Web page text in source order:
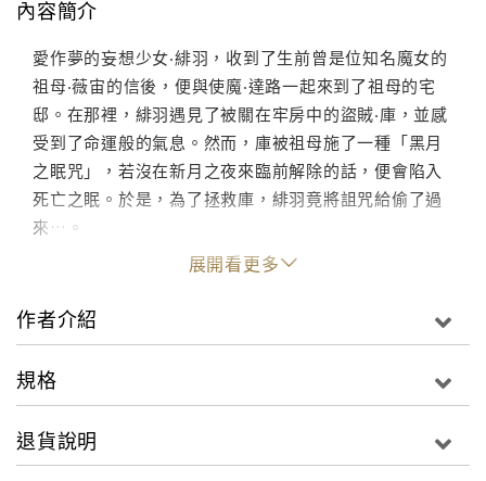
內容簡介
愛作夢的妄想少女‧緋羽，收到了生前曾是位知名魔女的
祖母‧薇宙的信後，便與使魔‧達路一起來到了祖母的宅
邸。在那裡，緋羽遇見了被關在牢房中的盜賊‧庫，並感
受到了命運般的氣息。然而，庫被祖母施了一種「黑月
之眠咒」，若沒在新月之夜來臨前解除的話，便會陷入
死亡之眠。於是，為了拯救庫，緋羽竟將詛咒給偷了過
來…。
展開看更多
作者介紹
規格
退貨說明